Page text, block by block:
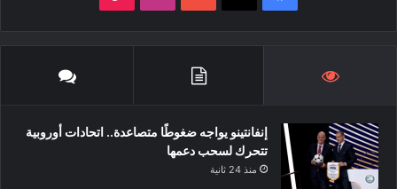
إنفانتينو يواجه ضغوطًا متصاعدة.. اتحادات أوروبية
تتحرك لسحب دعمها
منذ 24 ثانية